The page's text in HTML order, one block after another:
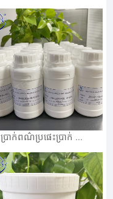
ប្រាក់ពណ៌ប្រផេះប្រាក់ ...